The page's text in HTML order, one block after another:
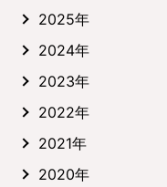
2025年
2024年
2023年
2022年
2021年
2020年